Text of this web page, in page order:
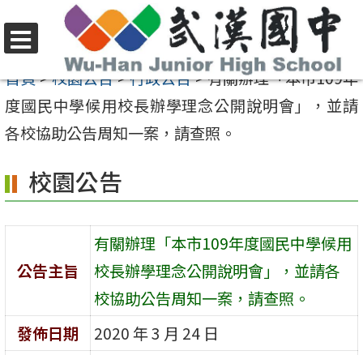
至
要
內
區
選
單
首頁>校園公告>行政公告>有關辦理「本市109年
度國民中學候用校長辦學理念公開說明會」，並請
各校協助公告周知一案，請查照。
校園公告
公告主旨
有關辦理「本市109年度國民中學候用
校長辦學理念公開說明會」，並請各
校協助公告周知一案，請查照。
發佈日期
2020 年 3 月 24 日